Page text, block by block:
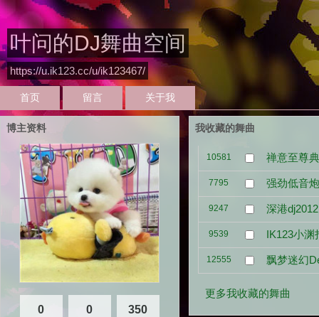
叶问的DJ舞曲空间
https://u.ik123.cc/u/ik123467/
首页 留言 关于我
博主资料
0 0 350
我收藏的舞曲
10581 禅意至尊
7795 强劲低音
9247 深港
9539 IK123小渊
12555 飘梦迷幻
更多我收藏的舞曲